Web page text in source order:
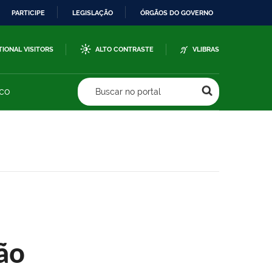
PARTICIPE LEGISLAÇÃO ÓRGÃOS DO GOVERNO
VISITORS ALTO CONTRASTE VLIBRAS
Buscar no portal